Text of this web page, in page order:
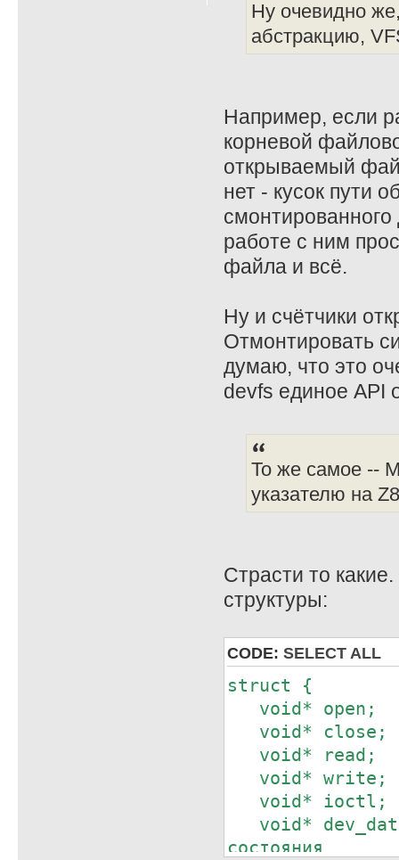
Ну очевидно
абстракцию,
Например, если
корневой
открываемый
нет - кусок пути
работе с ним
файла и всё.
Ну и счётчики
Отмонтировать
думаю, что это
devfs единое API
То же самое --
указателю на
Страсти то
структуры:
CODE: SELECT ALL
struct {
void* open; //
void* close; //
void* read; //
void* write; //
void* ioctl; //
void*
состояния